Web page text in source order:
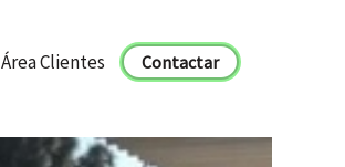
Área Clientes Contactar